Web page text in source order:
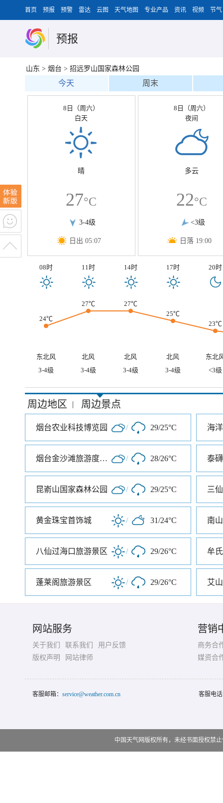
首页 预报 预警 雷达 云图 天气地图 专业产品 资讯 视频 节气
预报
山东 > 烟台 > 招远罗山国家森林公园
今天 周末
8日（周六）
白天
晴
27°C
3-4级
日出 05:07
8日（周六）
夜间
多云
22°C
<3级
日落 19:00
08时 11时 14时 17时 20时
24℃
27℃
27℃
25℃
23℃
东北风 北风 北风 北风
东北
3-4级
3-4级 3-4级 3-4级 <3级
周边地区 | 周边景点
烟台农业科技博览园 / 29/25°C 海
烟台金沙滩旅游度假区 / 28/26°C 泰
昆嵛山国家森林公园 / 29/25°C 三
黄金珠宝首饰城 / 31/24°C 南
八仙过海口旅游景区 / 29/26°C 牟
蓬莱阁旅游景区 / 29/26°C
网站服务
关于我们 联系我们
用户反馈
版权声明
网站律师
营销
商务合
媒资合
客服邮箱： service@weather.com.cn 客服电
中国天气网版权所有，未经书面授权